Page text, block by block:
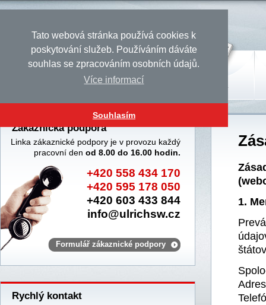
Tato webová stránka používá cookies k
poskytování služeb. Používáním dáváte
souhlas se zpracováním osobních údajů.
Více informací
Souhlasím
1.
Zákaznická podpora
Linka zákaznické podpory je v provozu každý
pracovní den od 8.00 do 16.00 hodin.
+420 558 434 170
+420 595 178 050
+420 603 433 844
info@ulrichsw.cz
Formulář zákaznické podpory
Rychlý kontakt
Služby